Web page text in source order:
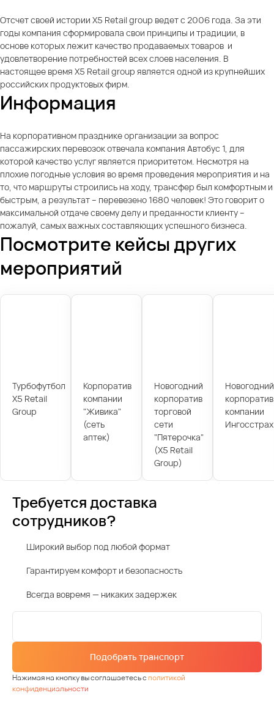
Отсчет своей истории X5 Retail group ведет с 2006 года. За эти
годы компания сформировала свои принципы и традиции, в
основе которых лежит качество продаваемых товаров и
удовлетворение потребностей всех слоев населения. В
настоящее время X5 Retail group является одной из крупнейших
российских продуктовых фирм.
Информация
На корпоративном празднике организации за вопрос
пассажирских перевозок отвечала компания Автобус 1, для
которой качество услуг является приоритетом. Несмотря на
плохие погодные условия во время проведения мероприятия и на
то, что маршруты строились на ходу, трансфер был комфортным и
быстрым, а результат – перевезено 1680 человек! Это говорит о
максимальной отдаче своему делу и преданности клиенту –
пожалуй, самых важных составляющих успешного бизнеса.
Посмотрите кейсы других
мероприятий
Турбофутбол
X5 Retail
Group
Корпоратив
компании
"Живика"
(сеть
аптек)
Новогодний
корпоратив
торговой
сети
"Пятерочка"
(X5 Retail
Group)
Новогодний
корпоратив
компании
Ингосстрах
Требуется доставка
сотрудников?
Широкий выбор под любой формат
Гарантируем комфорт и безопасность
Всегда вовремя — никаких задержек
Подобрать транспорт
Нажимая на кнопку вы соглашаетесь сполитикой
конфиденциальности